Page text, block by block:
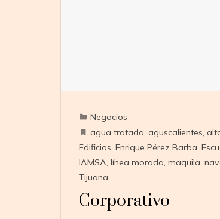
Negocios
agua tratada, aguscalientes,
Edificios, Enrique Pérez Barba,
IAMSA, línea morada, maquila,
Tijuana
Corporativo